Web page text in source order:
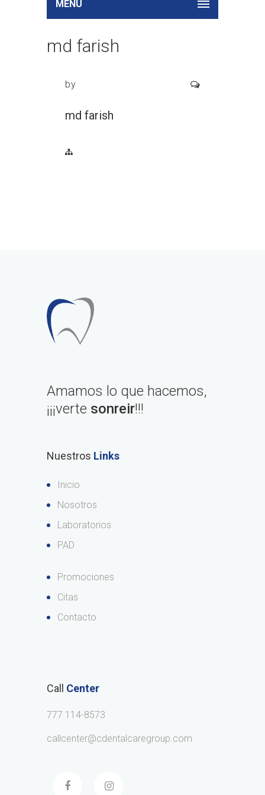
MENU
md farish
by
md farish
Amamos lo que hacemos,
¡¡¡verte sonreir!!!
Nuestros Links
Inicio
Nosotros
Laboratorios
PAD
Promociones
Citas
Contacto
Call Center
777 114-8573
callcenter@cdentalcaregroup.com